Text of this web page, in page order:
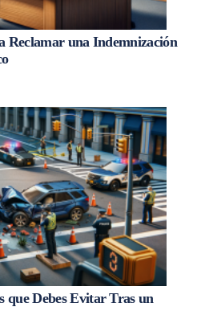
Reclamar una Indemnización
que Debes Evitar Tras un